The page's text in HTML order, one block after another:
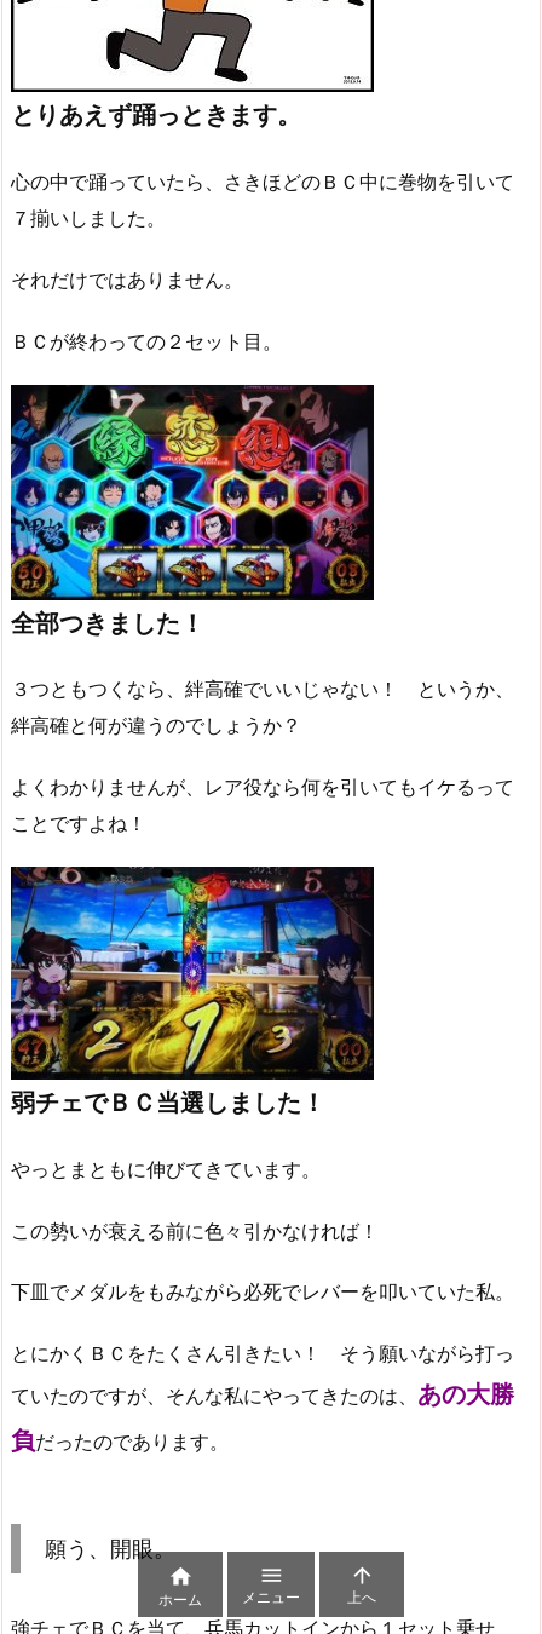
とりあえず踊っときます。
心の中で踊っていたら、さきほどのＢＣ中に巻物を引いて
７揃いしました。
それだけではありません。
ＢＣが終わっての２セット目。
全部つきました！
３つともつくなら、絆高確でいいじゃない！ というか、
絆高確と何が違うのでしょうか？
よくわかりませんが、レア役なら何を引いてもイケるって
ことですよね！
弱チェでＢＣ当選しました！
やっとまともに伸びてきています。
この勢いが衰える前に色々引かなければ！
下皿でメダルをもみながら必死でレバーを叩いていた私。
とにかくＢＣをたくさん引きたい！ そう願いながら打っ
ていたのですが、そんな私にやってきたのは、 あの大勝
負だったのであります。
願う、開眼。
強チェでＢＣを当て、兵馬カットインから１セット乗せ

ホーム

メニュー

上へ